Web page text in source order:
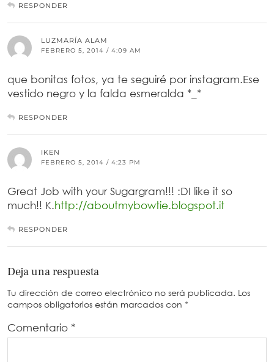
RESPONDER
LUZMARÍA ALAM
FEBRERO 5, 2014 / 4:09 AM
que bonitas fotos, ya te seguiré por instagram.Ese
vestido negro y la falda esmeralda *_*
RESPONDER
IKEN
FEBRERO 5, 2014 / 4:23 PM
Great Job with your Sugargram!!! :DI like it so
much!! K.http://aboutmybowtie.blogspot.it
RESPONDER
Deja una respuesta
Tu dirección de correo electrónico no será publicada. Los
campos obligatorios están marcados con *
Comentario *